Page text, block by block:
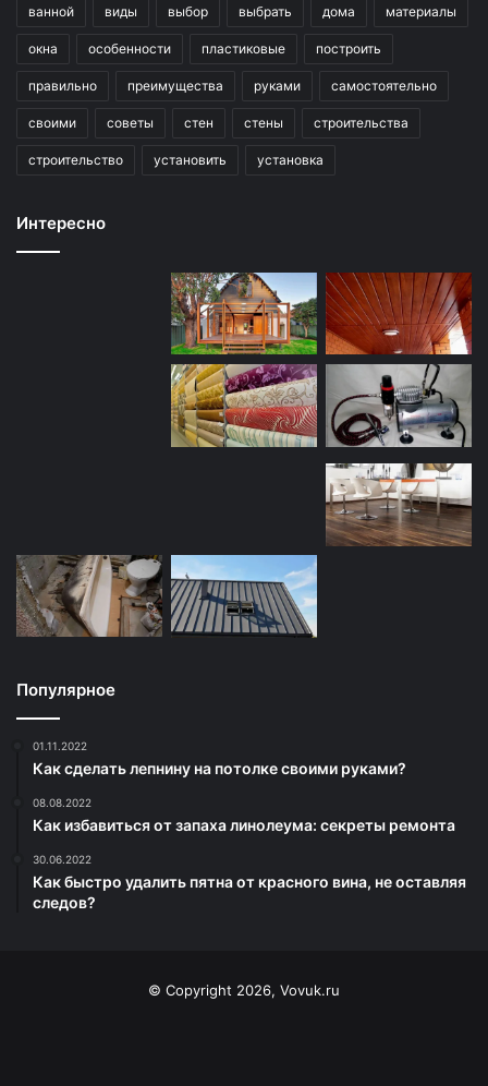
ванной виды выбор выбрать дома материалы
окна особенности пластиковые построить
правильно преимущества руками самостоятельно
своими советы стен стены строительства
строительство установить установка
Интересно
Популярное
01.11.2022
Как сделать лепнину на потолке своими руками?
08.08.2022
Как избавиться от запаха линолеума: секреты ремонта
30.06.2022
Как быстро удалить пятна от красного вина, не оставляя
следов?
© Copyright 2026, Vovuk.ru